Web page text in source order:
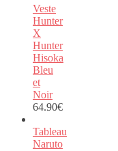
Veste
Hunter
X
Hunter
Hisoka
Bleu
et
Noir
64.90€
Tableau
Naruto